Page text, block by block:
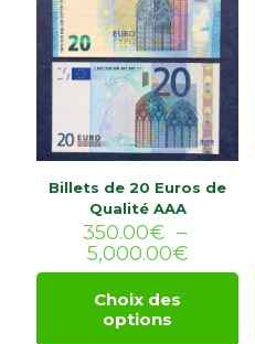
Billets de 20 Euros de
Qualité AAA
350.00€ –
5,000.00€Plage
de
Choix des
options